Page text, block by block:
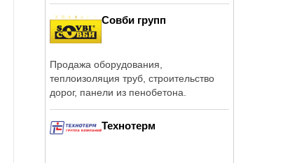
Совби групп
Продажа оборудования,
теплоизоляция труб, строительство
дорог, панели из пенобетона.
Технотерм